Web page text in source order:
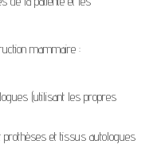
mammaire :
(utilisant les propres
prothèses et tissus autologues